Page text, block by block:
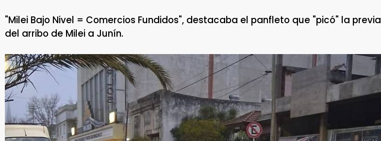
"Milei Bajo Nivel = Comercios Fundidos", destacaba el panfleto que "picó" la previa
del arribo de Milei a Junín.